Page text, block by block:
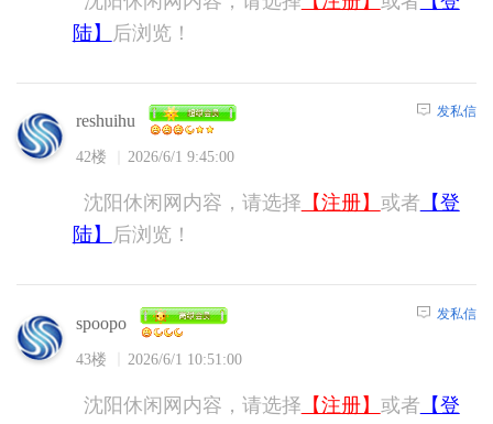
陆】
后浏览！
reshuihu
42楼 2026/6/1 9:45:00
发私信
沈阳休闲网内容，请选择 【注册】 或者 【登
陆】
后浏览！
spoopo
43楼 2026/6/1 10:51:00
发私信
沈阳休闲网内容，请选择 【注册】 或者 【登